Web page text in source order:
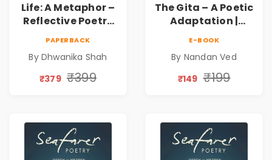
Life: A Metaphor –
Reflective Poetry
Silence & Self-
Discovery | A
Connection | By
Dhwanika Shah
PAPERBACK
By Dhwanika Shah
₹379 ₹399
The Gita – A Poetic
Adaptation |
Book
E-BOOK
By Nandan Ved
₹149 ₹199